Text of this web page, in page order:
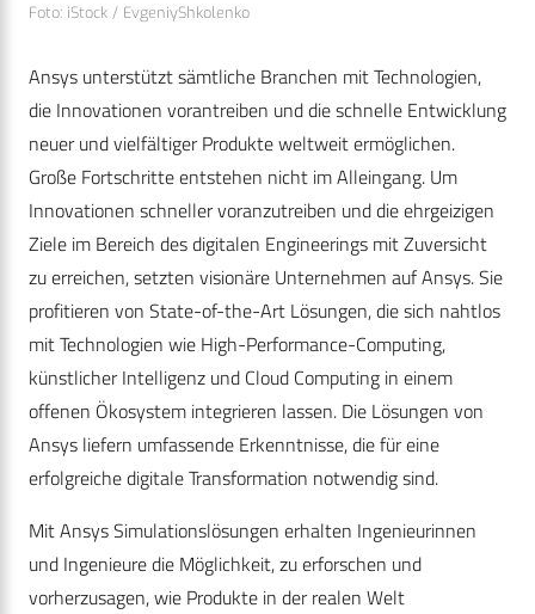
Foto: iStock / EvgeniyShkolenko
Ansys unterstützt sämtliche Branchen mit Technologien,
die Innovationen vorantreiben und die schnelle Entwicklung
neuer und vielfältiger Produkte weltweit ermöglichen.
Große Fortschritte entstehen nicht im Alleingang. Um
Innovationen schneller voranzutreiben und die ehrgeizigen
Ziele im Bereich des digitalen Engineerings mit Zuversicht
zu erreichen, setzten visionäre Unternehmen auf Ansys. Sie
profitieren von State-of-the-Art Lösungen, die sich nahtlos
mit Technologien wie High-Performance-Computing,
künstlicher Intelligenz und Cloud Computing in einem
offenen Ökosystem integrieren lassen. Die Lösungen von
Ansys liefern umfassende Erkenntnisse, die für eine
erfolgreiche digitale Transformation notwendig sind.
Mit Ansys Simulationslösungen erhalten Ingenieurinnen
und Ingenieure die Möglichkeit, zu erforschen und
vorherzusagen, wie Produkte in der realen Welt